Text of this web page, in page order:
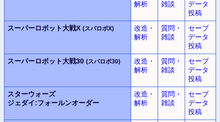
解析
雑談
データ
投稿
スーパーロボット大戦X (スパロボX)
改造・
解析
質問・
雑談
セーブ
データ
投稿
スーパーロボット大戦30 (スパロボ30)
改造・
解析
質問・
雑談
セーブ
データ
投稿
スターウォーズ
ジェダイ:フォールンオーダー
改造・
解析
質問・
雑談
セーブ
データ
投稿